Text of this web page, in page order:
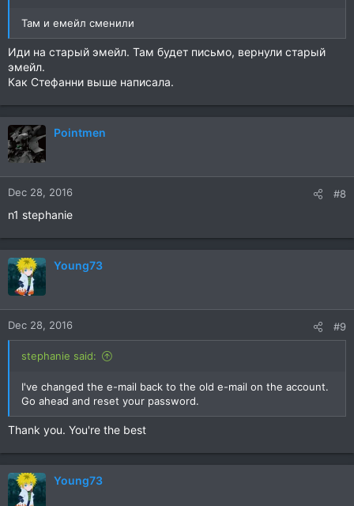
Там и емейл сменили
Иди на старый эмейл. Там будет письмо, вернули старый
эмейл.
Как Стефанни выше написала.
Pointmen
Dec 28, 2016 #8
n1 stephanie
Young73
Dec 28, 2016 #9
stephanie said:
I've changed the e-mail back to the old e-mail on the account.
Go ahead and reset your password.
Thank you. You're the best
Young73